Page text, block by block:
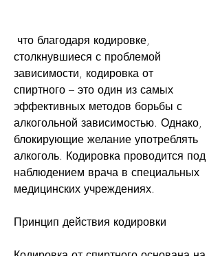
столкнувшиеся с проблемой
зависимости, кодировка от
спиртного – это один из самых
эффективных методов борьбы с
алкогольной зависимостью. Однако,
блокирующие желание употреблять
алкоголь. Кодировка проводится под
наблюдением врача в специальных
медицинских учреждениях.
Принцип действия кодировки